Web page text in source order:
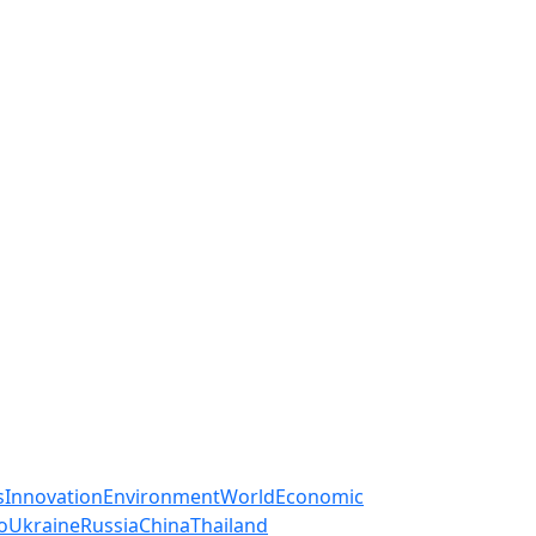
InnovationEnvironmentWorldEconomic
UkraineRussiaChinaThailand